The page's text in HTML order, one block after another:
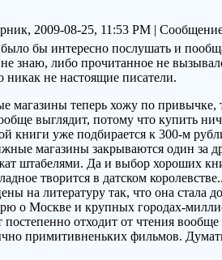
2009-08-25, 11:53 PM |
бы интересно послушать и
знаю, либо прочитанное не
никак не настоящие писатели.
магазины теперь хожу по привычке,
выглядит, потому что купить
книги уже подбирается к 300-м
магазины закрываются один за
штабелями. Да и выбор хороших
творится в датском
на литературу так, что она
о Москве и крупных городах-
постепенно отходит от чтения
примитивненьких фильмов.